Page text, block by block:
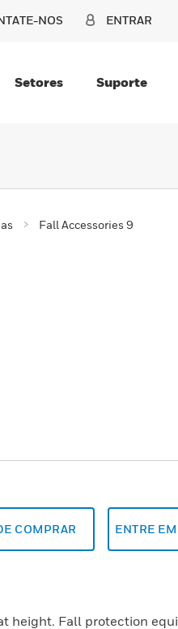
NOS ENTRAR
Setores Suporte
Fall Accessories 9
COMPRAR ENTRE
height. Fall protection